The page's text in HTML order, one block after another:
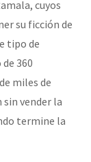
cuyos
su ficción de
tipo de
360
miles de
vender la
termine la